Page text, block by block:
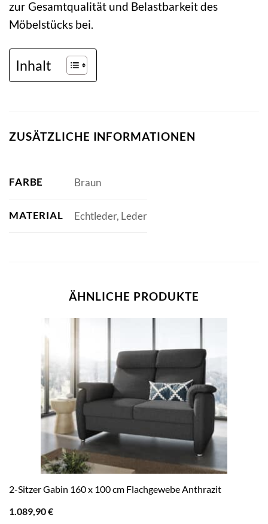
zur Gesamtqualität und Belastbarkeit des
Möbelstücks bei.
Inhalt
ZUSÄTZLICHE INFORMATIONEN
FARBE Braun
MATERIAL Echtleder, Leder
ÄHNLICHE PRODUKTE
2-Sitzer Gabin 160 x 100 cm Flachgewebe Anthrazit
1.089,90€